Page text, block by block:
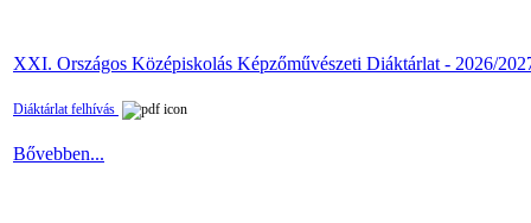
XXI. Országos Középiskolás Képzőművészeti Diáktárlat - 2026/
Diáktárlat felhívás
Bővebben...